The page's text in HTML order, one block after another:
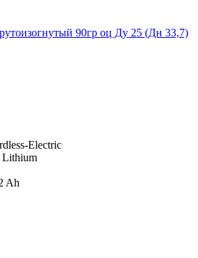
90гр оц Ду 25 (Дн 33,7)
Electric
Lithium
Ah